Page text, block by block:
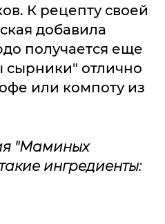
К рецепту своей
добавила
получается еще
отлично
или компоту из
"Маминых
ингредиенты: